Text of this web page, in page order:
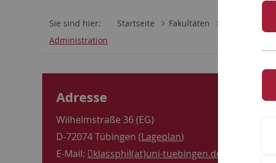
Sie sind hier: Startseite Fakultäten
Administration
Adresse
Wilhelmstraße 36 (EG)
D-72074 Tübingen (Lageplan)
E-Mail:
klassphil(at)uni-tuebingen.de